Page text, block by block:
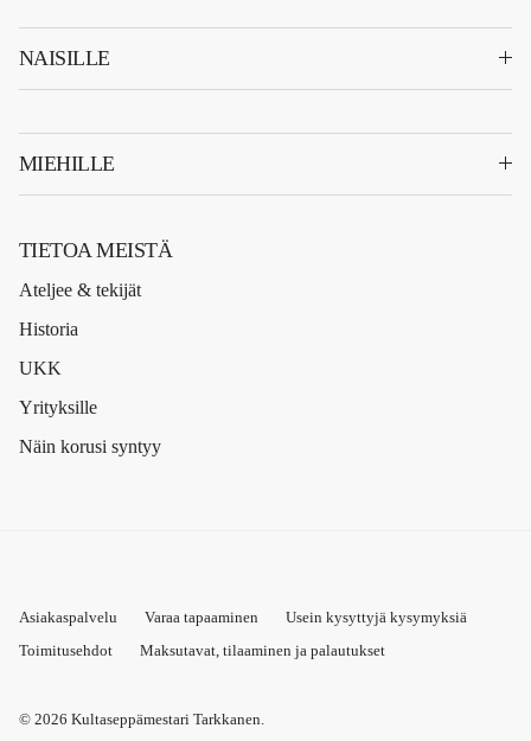
NAISILLE
MIEHILLE
TIETOA MEISTÄ
Ateljee & tekijät
Historia
UKK
Yrityksille
Näin korusi syntyy
Asiakaspalvelu Varaa tapaaminen
Usein kysyttyjä kysymyksiä
Toimitusehdot
Maksutavat, tilaaminen ja palautukset
© 2026 Kultaseppämestari Tarkkanen